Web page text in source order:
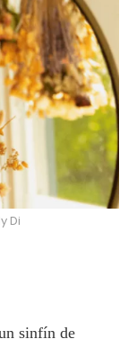
Di
sinfín de